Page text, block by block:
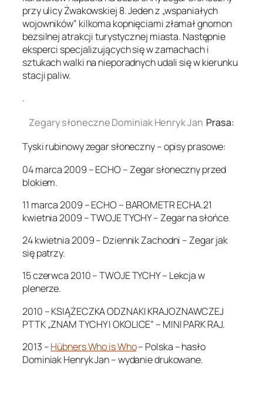
przy ulicy Żwakowskiej 8. Jeden z „wspaniałych
wojowników” kilkoma kopnięciami złamał gnomon
bezsilnej atrakcji turystycznej miasta. Następnie
eksperci specjalizujących się w zamachach i
sztukach walki na nieporadnych udali się w kierunku
stacji paliw.
.
Zegary słoneczne Dominiak Henryk Jan Prasa:
Tyski rubinowy zegar słoneczny – opisy prasowe:
04 marca 2009 – ECHO – Zegar słoneczny przed
blokiem.
11 marca 2009 – ECHO – BAROMETR ECHA.21
kwietnia 2009 – TWOJE TYCHY – Zegar na słońce.
24 kwietnia 2009 – Dziennik Zachodni – Zegar jak
się patrzy.
15 czerwca 2010 – TWOJE TYCHY – Lekcja w
plenerze.
2010 – KSIĄŻECZKA ODZNAKI KRAJOZNAWCZEJ
PTTK „ZNAM TYCHY I OKOLICE” – MINI PARK RAJ.
2013 –Hübners Who is Who– Polska – hasło
Dominiak Henryk Jan – wydanie drukowane.